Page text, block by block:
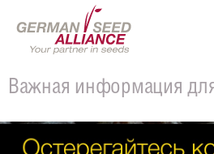
Важная информацияГлавная
Компания